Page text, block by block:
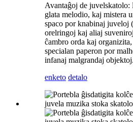
Avantaĝoj de juvelskatolo:
glata melodio, kaj mistera
spaco por knabinaj juveloj
orelringoj kaj aliaj
ĉambro orda kaj
specialan paperon por
infanaj malgrandaj objektoj.
enketo detalo